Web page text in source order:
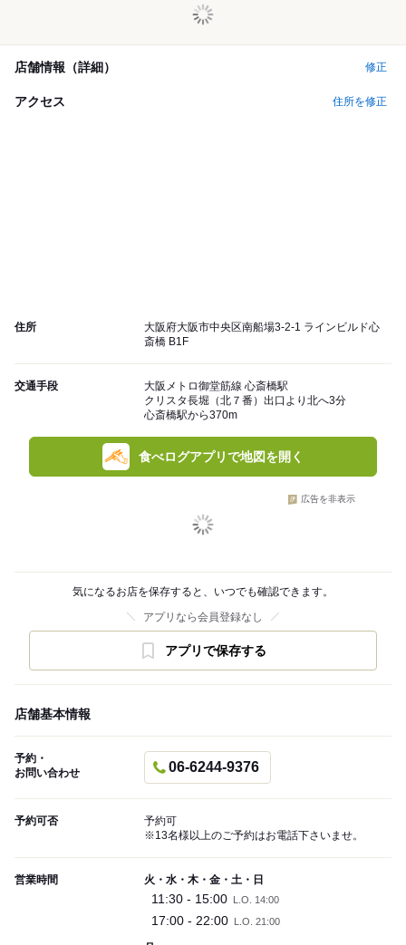
店舗情報（詳細） 修正
アクセス 住所を修正
住所
大阪府大阪市中央区南船場3-2-1 ラインビルド心
斎橋 B1F
交通手段
大阪メトロ御堂筋線 心斎橋駅
クリスタ長堀（北７番）出口より北へ3分
心斎橋駅から370m
食べログアプリで地図を開く
広告を非表示
気になるお店を保存すると、いつでも確認できます。
アプリなら会員登録なし
アプリで保存する
店舗基本情報
予約・
お問い合わせ
06-6244-9376
予約可否
予約可
※13名様以上のご予約はお電話下さいませ。
営業時間 火・水・木・金・土・日
11:30 - 15:00 L.O. 14:00
17:00 - 22:00 L.O. 21:00